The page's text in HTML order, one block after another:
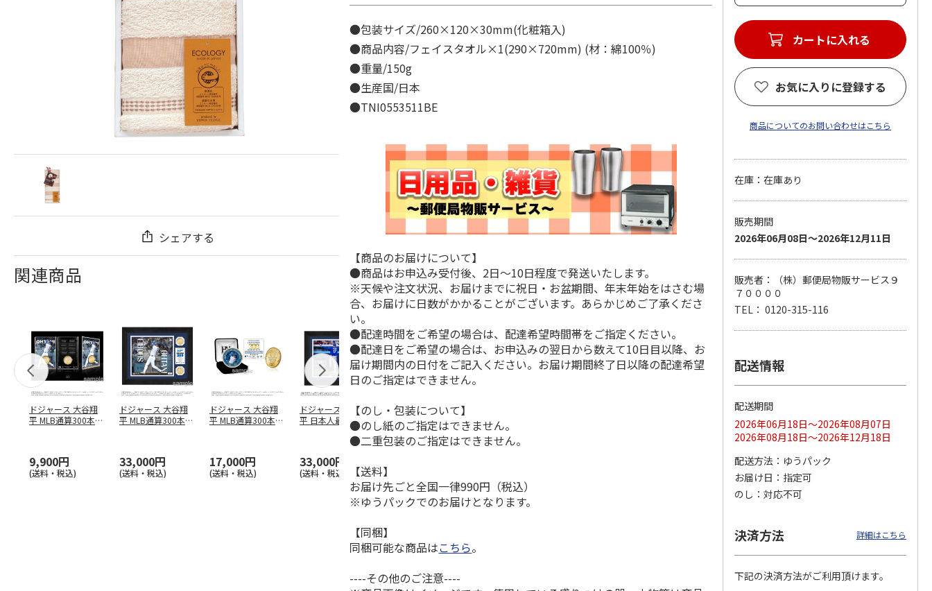
シェアする
関連商品
ドジャース 大谷翔
平 MLB通算300本塁
9,900円
(送料・税込)
ドジャース 大谷翔
平 MLB通算300本塁
33,000円
(送料・税込)
ドジャース 大谷翔
平 MLB通算300本塁
17,000円
(送料・税込)
ドジャース 大谷翔
平 日本人最多53試
合連続出塁記念 ダ
33,000円
(送料・税込)
MLB ドジャース 大
谷翔平 2026 NL 3・
4月投手…
平 日本人最多53試
合連続出塁記念 コ
イ…
ドジャース 大谷翔
平 日本人最多53試
合連続出塁記念 シ
ル…
17,000円
(送料・税込)
谷翔平 2026 NL 3・
4月投手…
●包装サイズ/260×120×30mm(化粧箱入)
●商品内容/フェイスタオル×1(290×720mm) (材：綿100％)
●重量/150g
●生産国/日本
●TNI0553511BE
【商品のお届けについて】
●商品はお申込み受付後、2日～10日程度で発送いたします。
※天候や注文状況、お届けまでに祝日・お盆期間、年末年始をはさむ場
合、お届けに日数がかかることがございます。あらかじめご了承くださ
い。
●配達時間をご希望の場合は、配達希望時間帯をご指定ください。
●配達日をご希望の場合は、お申込みの翌日から数えて10日目以降、お
届け期間内の日付をご記入ください。お届け期間終了日以降の配達希望
日のご指定はできません。
【のし・包装について】
●のし紙のご指定はできません。
●二重包装のご指定はできません。
【送料】
お届け先ごと全国一律990円（税込）
※ゆうパックでのお届けとなります。
【同梱】
同梱可能な商品はこちら。
----その他のご注意----
カートに入れる
お気に入りに登録する
商品についてのお問い合わせはこちら
在庫：在庫あり
販売期間
2026年06月08日～2026年12月11日
販売者：（株）郵便局物販サービス９
７００００
TEL： 0120-315-116
配送情報
配送期間
2026年06月18日～2026年08月07日
2026年08月18日～2026年12月18日
配送方法
ゆうパック
お届け日
指定可
のし
対応不可
決済方法 詳細はこちら
下記の決済方法がご利用頂けます。